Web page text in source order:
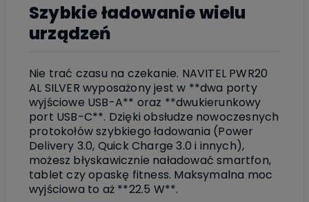
Szybkie ładowanie wielu
urządzeń
Nie trać czasu na czekanie. NAVITEL PWR20
AL SILVER wyposażony jest w **dwa porty
wyjściowe USB-A** oraz **dwukierunkowy
port USB-C**. Dzięki obsłudze nowoczesnych
protokołów szybkiego ładowania (Power
Delivery 3.0, Quick Charge 3.0 i innych),
możesz błyskawicznie naładować smartfon,
tablet czy opaskę fitness. Maksymalna moc
wyjściowa to aż **22.5 W**.